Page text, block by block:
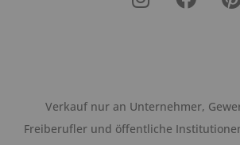
Verkauf nur an Unternehmer,
Freiberufler und öffentliche